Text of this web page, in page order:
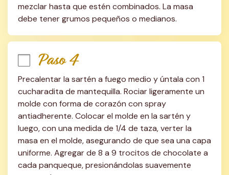
mezclar hasta que estén combinados. La masa
debe tener grumos pequeños o medianos.
Paso 4
Precalentar la sartén a fuego medio y úntala con 1
cucharadita de mantequilla. Rociar ligeramente un
molde con forma de corazón con spray
antiadherente. Colocar el molde en la sartén y
luego, con una medida de 1/4 de taza, verter la
masa en el molde, asegurando de que sea una capa
uniforme. Agregar de 8 a 9 trocitos de chocolate a
cada panqueque, presionándolas suavemente